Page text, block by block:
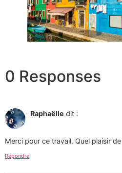
0 Responses
Raphaëlle dit :
Merci pour ce travail. Quel plaisir
Répondre